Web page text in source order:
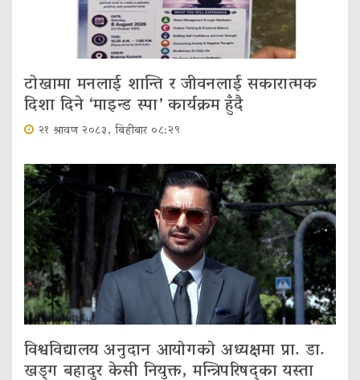
टोखामा मनलाई शान्ति र जीवनलाई सकारात्मक
दिशा दिने ‘माइन्ड स्पा’ कार्यक्रम हुँदै
२१ श्रावण २०८३, बिहीबार ०८:२९
विश्वविद्यालय अनुदान आयोगको अध्यक्षमा प्रा. डा.
खड्ग बहादुर केसी नियुक्त, मन्त्रिपरिषद्का यस्ता